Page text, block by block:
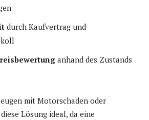
durch Kaufvertrag und
anhand des Zustands
mit Motorschaden oder
Lösung ideal, da eine